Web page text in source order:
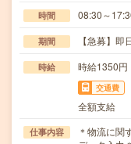
時間 08:30～
期間 【急募】
時給 時給1350
交通費
全額支給
仕事内容
＊物流に関